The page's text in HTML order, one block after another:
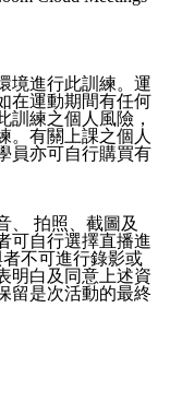
境進行此訓練。運
在運動期間有任何
訓練之個人風險，
。有關上課之個人
員亦可自行購買有
、 拍照、截圖及
可自行選擇直播進
不可進行錄影或
明白及同意上述資
留是次活動的最終